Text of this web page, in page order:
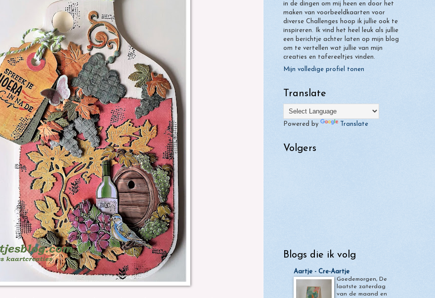
in de dingen om mij heen en door het
maken van voorbeeldkaarten voor
diverse Challenges hoop ik jullie ook te
inspireren. Ik vind het heel leuk als jullie
een berichtje achter laten op mijn blog
om te vertellen wat jullie van mijn
creaties en tafereeltjes vinden.
Mijn volledige profiel tonen
Translate
Powered by Translate
Volgers
Blogs die ik volg
Aartje - Cre-Aartje
Goedemorgen, De
laatste zaterdag
van de maand en